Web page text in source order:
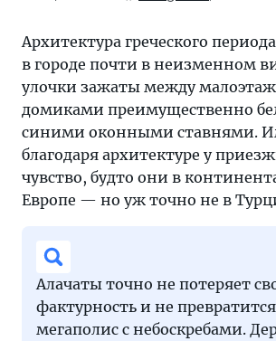
Архитектура греческого
в городе почти в неизменном
улочки зажаты между
домиками преимущественно
синими оконными ставнями.
благодаря архитектуре у
чувство, будто они в
Европе — но уж точно не в
Алачаты точно не потеряет
фактурность и не
мегаполис с небоскребами.